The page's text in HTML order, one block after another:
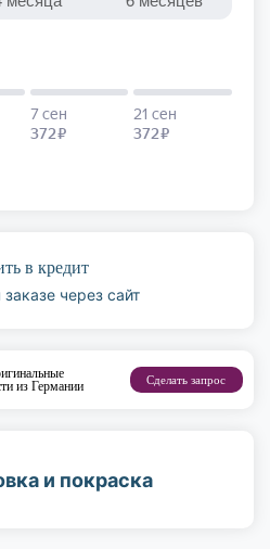
в кредит
через сайт
из Германии
Сделать запрос
и покраска